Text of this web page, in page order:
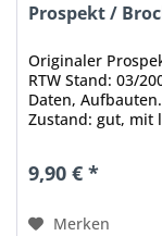
Prospekt /
Originaler
RTW Stand: 03/
Daten,
Zustand: gut, mit
9,90 € *
Merken